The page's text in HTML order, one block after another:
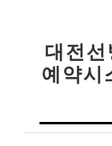
대전
예약시